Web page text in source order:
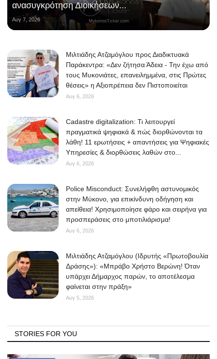
ανασυγκρότηση Διοικήσεων...
Αυγ 7, 2026
Μιλτιάδης Ατζαμόγλου προς Διαδικτυακά
Παράκεντρα: «Δεν ζήτησα Άδεια - Την έχω από
τους Μυκονιάτες, επανειλημμένα, στις Πρώτες
θέσεις» η Αξιοπρέπεια δεν Πιστοποιείται
Αυγ 6, 2026
Cadastre digitalization: Τι λειτουργεί
πραγματικά ψηφιακά & πώς διορθώνονται τα
λάθη! 11 ερωτήσεις + απαντήσεις για Ψηφιακές
Υπηρεσίες & διορθώσεις λαθών στο...
Αυγ 6, 2026
Police Misconduct: Συνελήφθη αστυνομικός
στην Μύκονο, για επικίνδυνη οδήγηση και
απείθεια! Χρησιμοποίησε φάρο και σειρήνα για
προσπεράσεις στο μποτιλιάρισμα!
Αυγ 6, 2026
Μιλτιάδης Ατζαμόγλου (Ιδρυτής «Πρωτοβουλία
Δράσης»): «Μπράβο Χρήστο Βερώνη! Όταν
υπάρχει Δήμαρχος παρών, το αποτέλεσμα
φαίνεται στην πράξη»
Αυγ 5, 2026
STORIES FOR YOU